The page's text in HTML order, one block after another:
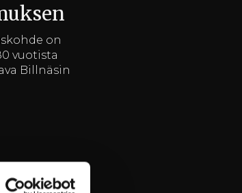
on
vuotista
Billnäsin